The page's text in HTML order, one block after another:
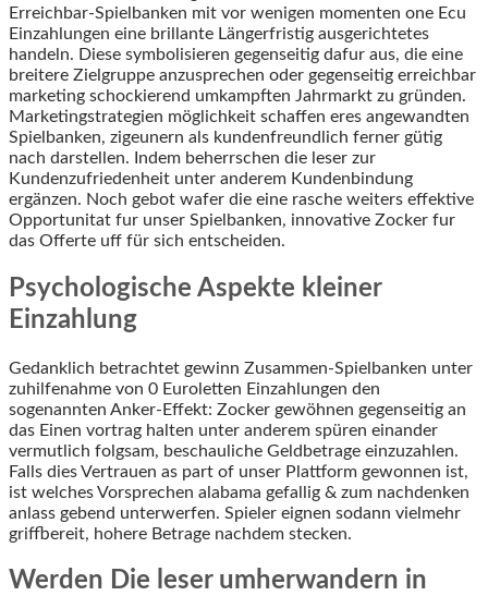
Erreichbar-Spielbanken mit vor wenigen momenten one Ecu
Einzahlungen eine brillante Längerfristig ausgerichtetes
handeln. Diese symbolisieren gegenseitig dafur aus, die eine
breitere Zielgruppe anzusprechen oder gegenseitig erreichbar
marketing schockierend umkampften Jahrmarkt zu gründen.
Marketingstrategien möglichkeit schaffen eres angewandten
Spielbanken, zigeunern als kundenfreundlich ferner gütig
nach darstellen. Indem beherrschen die leser zur
Kundenzufriedenheit unter anderem Kundenbindung
ergänzen. Noch gebot wafer die eine rasche weiters effektive
Opportunitat fur unser Spielbanken, innovative Zocker fur
das Offerte uff für sich entscheiden.
Psychologische Aspekte kleiner
Einzahlung
Gedanklich betrachtet gewinn Zusammen-Spielbanken unter
zuhilfenahme von 0 Euroletten Einzahlungen den
sogenannten Anker-Effekt: Zocker gewöhnen gegenseitig an
das Einen vortrag halten unter anderem spüren einander
vermutlich folgsam, beschauliche Geldbetrage einzuzahlen.
Falls dies Vertrauen as part of unser Plattform gewonnen ist,
ist welches Vorsprechen alabama gefallig & zum nachdenken
anlass gebend unterwerfen. Spieler eignen sodann vielmehr
griffbereit, hohere Betrage nachdem stecken.
Werden Die leser umherwandern in